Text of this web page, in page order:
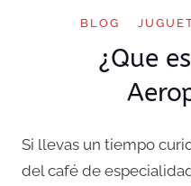
BLOG
¿Que
Si llevas un tiempo
del café de